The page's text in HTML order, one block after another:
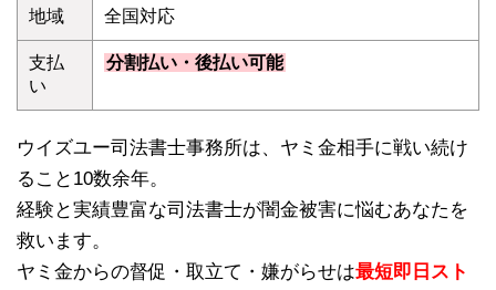
地域 全国対応
支払
い
分割払い・後払い可能
ウイズユー司法書士事務所は、ヤミ金相手に戦い続け
ること10数余年。
経験と実績豊富な司法書士が闇金被害に悩むあなたを
救います。
ヤミ金からの督促・取立て・嫌がらせは最短即日スト